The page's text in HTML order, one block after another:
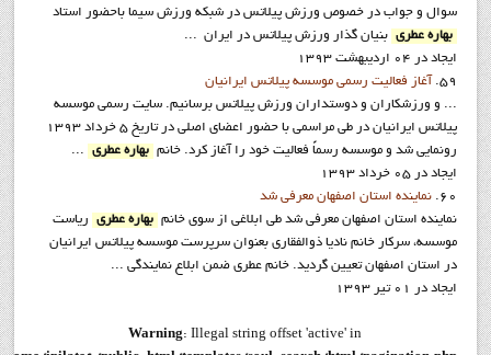
سوال و جواب در خصوص ورزش پيلاتس در شبکه ورزش سيما باحضور استاد
بهاره عطري بنيان گذار ورزش پيلاتس در ايران ...
ایجاد در 04 ارديبهشت 1393
59.
آغاز فعاليت رسمي موسسه پيلاتس ايرانيان
... و ورزشکاران و دوستداران ورزش پیلاتس برسانیم. سایت رسمی موسسه
پیلاتس ایرانیان در طي مراسمي با حضور اعضای اصلی در تاريخ 5 خرداد 1393
رونمایی شد و موسسه رسماً فعالیت خود را آغاز کرد. خانم
بهاره عطري
...
ایجاد در 05 خرداد 1393
60.
نماينده استان اصفهان معرفي شد
نماينده استان اصفهان معرفي شد طي ابلاغي از سوي خانم
بهاره عطري
رياست
موسسه، سرکار خانم ناديا ذوالفقاري بعنوان سرپرست موسسه پيلاتس ايرانيان
در استان اصفهان تعيين گرديد. خانم عطری ضمن ابلاع نمایندگی ...
ایجاد در 01 تیر 1393
Warning: Illegal string offset 'active' in